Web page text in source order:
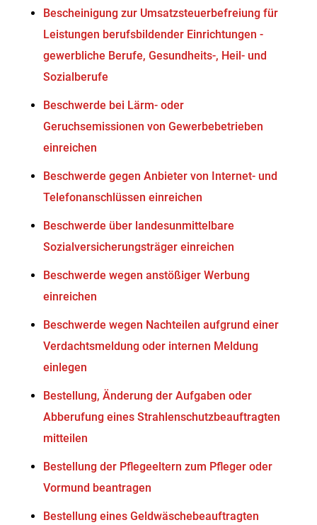
Bescheinigung zur Umsatzsteuerbefreiung für
Leistungen berufsbildender Einrichtungen -
gewerbliche Berufe, Gesundheits-, Heil- und
Sozialberufe
Beschwerde bei Lärm- oder
Geruchsemissionen von Gewerbebetrieben
einreichen
Beschwerde gegen Anbieter von Internet- und
Telefonanschlüssen einreichen
Beschwerde über landesunmittelbare
Sozialversicherungsträger einreichen
Beschwerde wegen anstößiger Werbung
einreichen
Beschwerde wegen Nachteilen aufgrund einer
Verdachtsmeldung oder internen Meldung
einlegen
Bestellung, Änderung der Aufgaben oder
Abberufung eines Strahlenschutzbeauftragten
mitteilen
Bestellung der Pflegeeltern zum Pfleger oder
Vormund beantragen
Bestellung eines Geldwäschebeauftragten